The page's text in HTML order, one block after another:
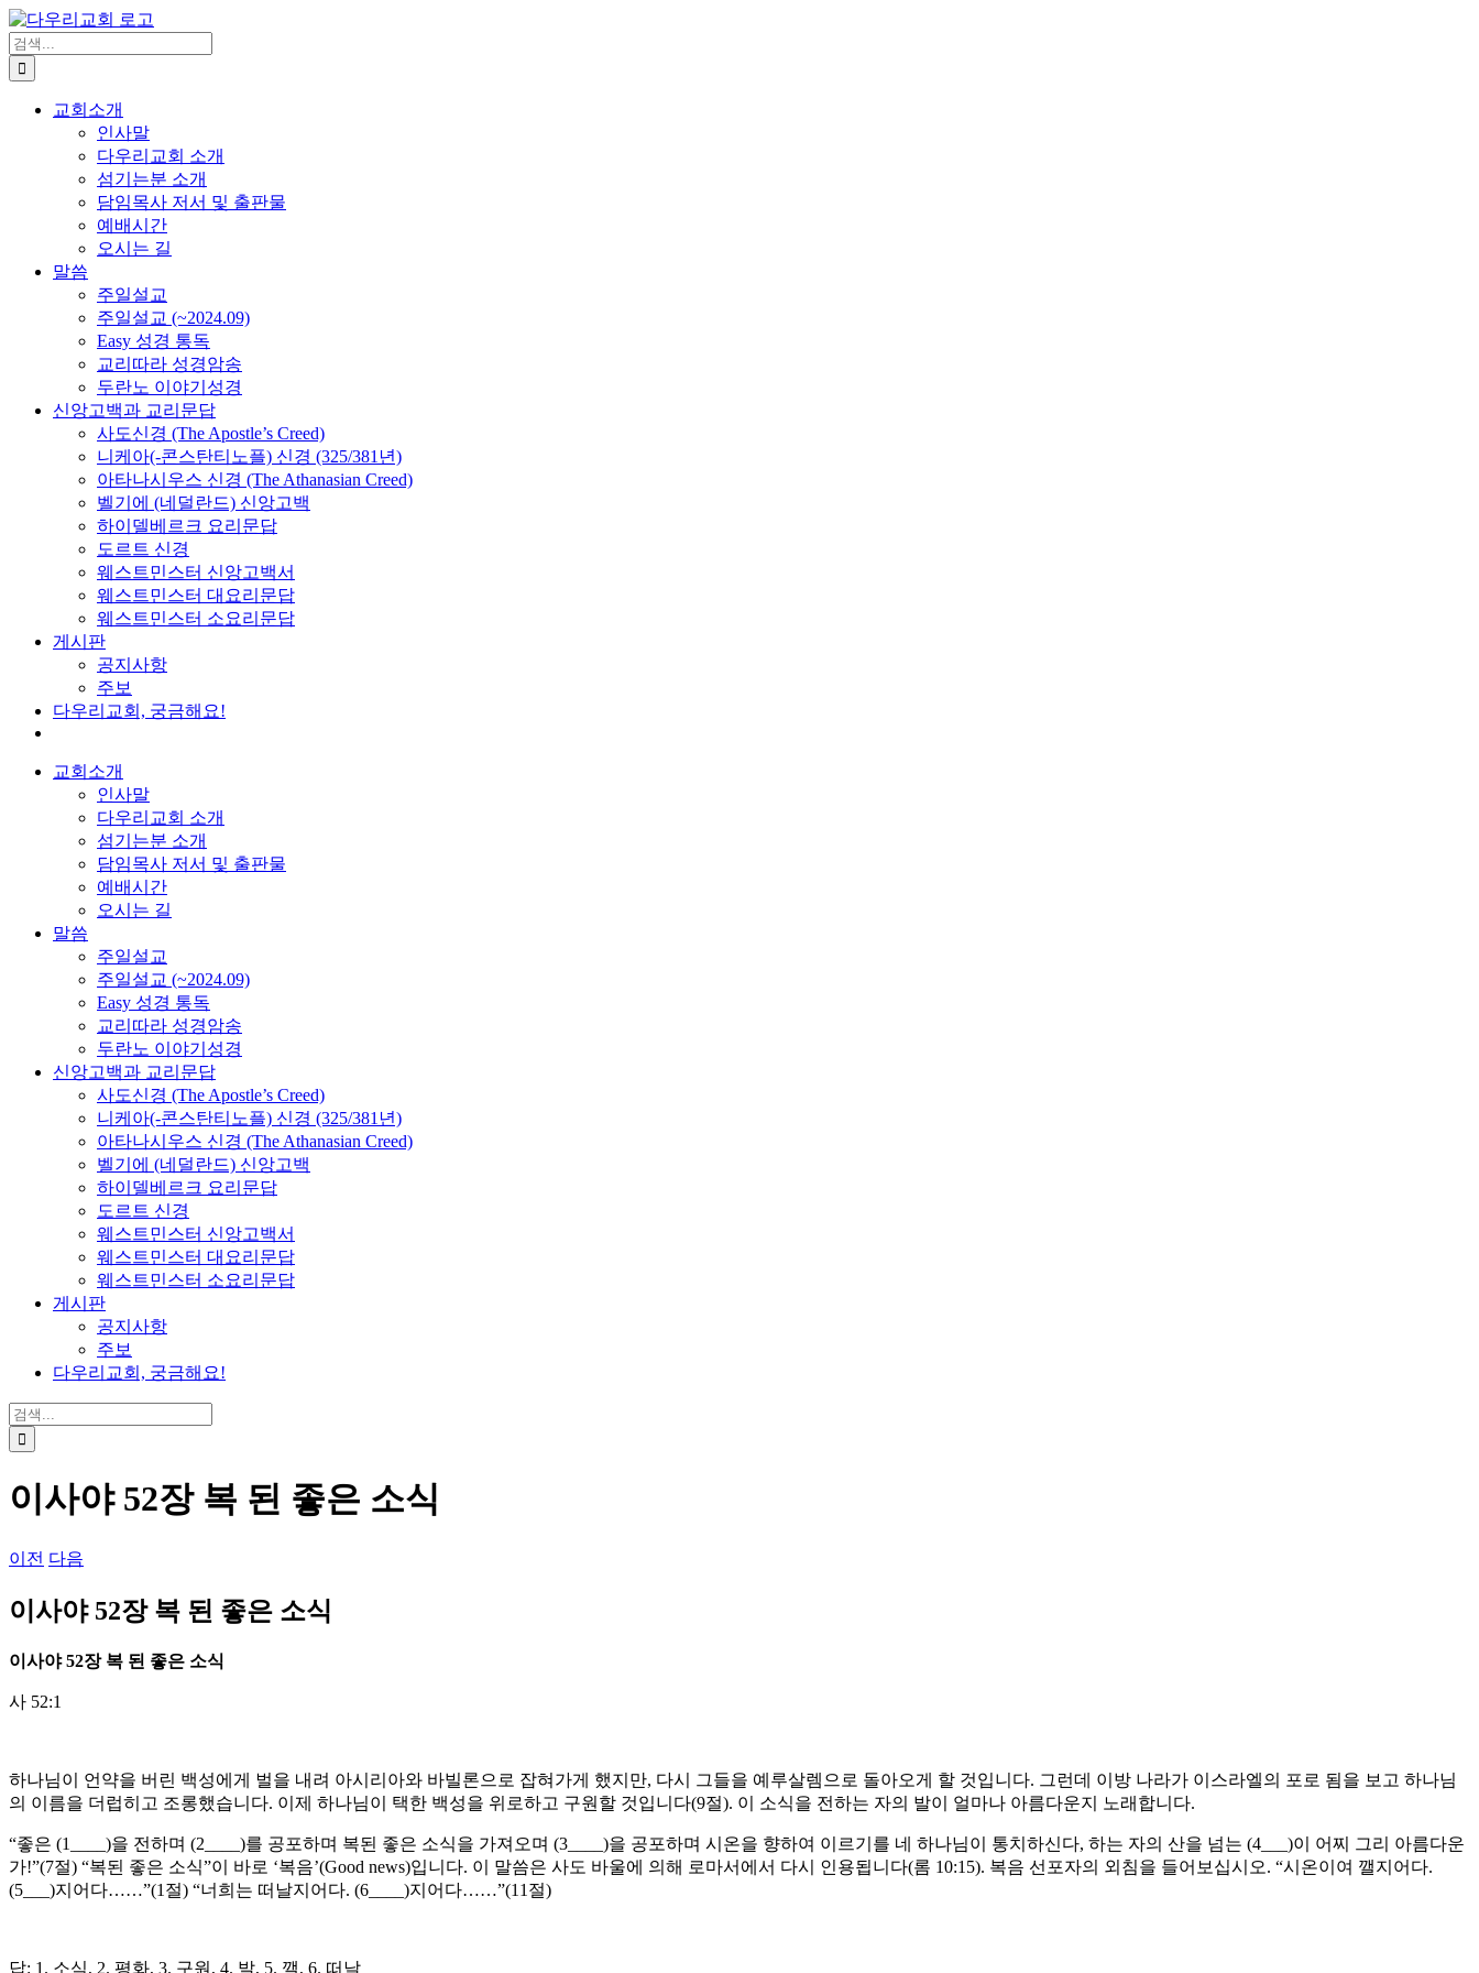
Skip
to
content
검
색
...
교회소개
인사말
다우리교회 소개
섬기는분 소개
담임목사 저서 및 출판물
예배시간
오시는 길
말씀
주일설교
주일설교 (~2024.09)
Easy 성경 통독
교리따라 성경암송
두란노 이야기성경
신앙고백과 교리문답
사도신경 (The Apostle’s Creed)
니케아(-콘스탄티노플) 신경 (325/381년)
아타나시우스 신경 (The Athanasian Creed)
벨기에 (네덜란드) 신앙고백
하이델베르크 요리문답
도르트 신경
웨스트민스터 신앙고백서
웨스트민스터 대요리문답
웨스트민스터 소요리문답
게시판
공지사항
주보
다우리교회, 궁금해요!
교회소개
인사말
다우리교회 소개
섬기는분 소개
담임목사 저서 및 출판물
예배시간
오시는 길
말씀
주일설교
주일설교 (~2024.09)
Easy 성경 통독
교리따라 성경암송
두란노 이야기성경
신앙고백과 교리문답
사도신경 (The Apostle’s Creed)
니케아(-콘스탄티노플) 신경 (325/381년)
아타나시우스 신경 (The Athanasian Creed)
벨기에 (네덜란드) 신앙고백
하이델베르크 요리문답
도르트 신경
웨스트민스터 신앙고백서
웨스트민스터 대요리문답
웨스트민스터 소요리문답
게시판
공지사항
주보
다우리교회, 궁금해요!
검
색
...
이사야 52장 복 된 좋은 소식
이전 다음
이사야 52장 복 된 좋은 소식
이사야52장 복 된 좋은 소식
사 52:1
하나님이 언약을 버린 백성에게 벌을 내려 아시리아와 바빌론으로 잡혀가게 했지만, 다시 그들을 예루살렘으로 돌아오게 할 것입니다. 그런데 이방 나라가 이스라엘의 포로 됨을 보고 하나님
의 이름을 더럽히고 조롱했습니다. 이제 하나님이 택한 백성을 위로하고 구원할 것입니다(9절). 이 소식을 전하는 자의 발이 얼마나 아름다운지 노래합니다.
“좋은 (1____)을 전하며 (2____)를 공포하며 복된 좋은 소식을 가져오며 (3____)을 공포하며 시온을 향하여 이르기를 네 하나님이 통치하신다, 하는 자의 산을 넘는 (4___)이 어찌 그리 아름다운
가!”(7절) “복된 좋은 소식”이 바로 ‘복음’(Good news)입니다. 이 말씀은 사도 바울에 의해 로마서에서 다시 인용됩니다(롬 10:15). 복음 선포자의 외침을 들어보십시오. “시온이여 깰지어다.
(5___)지어다……”(1절) “너희는 떠날지어다. (6____)지어다……”(11절)
답: 1. 소식, 2. 평화, 3. 구원, 4. 발, 5. 깰, 6. 떠날